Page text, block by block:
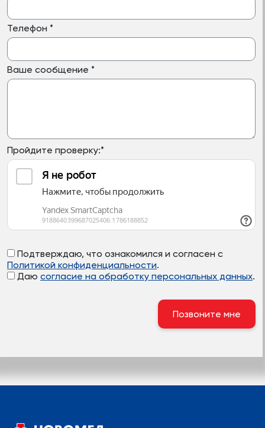
Телефон *
Ваше сообщение *
Пройдите проверку:*
Подтверждаю, что ознакомился и согласен с
Политикой конфиденциальности.
Даю согласие на обработку персональных данных.